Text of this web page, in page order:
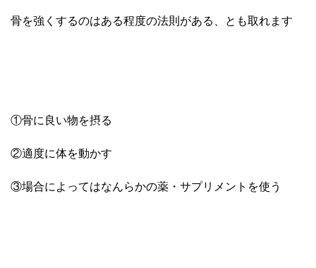
骨を強くするのはある程度の法則がある、とも取れます
①骨に良い物を摂る
②適度に体を動かす
③場合によってはなんらかの薬・サプリメントを使う